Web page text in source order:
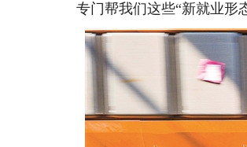
专门帮我们这些“新就业形